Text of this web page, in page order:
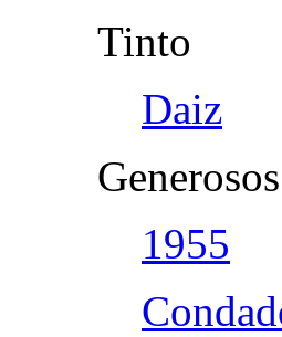
Tinto
Daiz
Generosos
1955